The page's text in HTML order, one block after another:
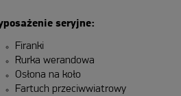
seryjne:
Firanki
Rurka werandowa
Osłona na koło
Fartuch przeciwwiatrowy